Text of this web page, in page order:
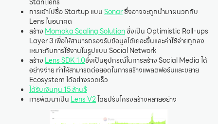
การเข้าไปซื้อ Startup แบบSonarซึ่งอาจจะถูกนำมาผนวกกับ
Lens ในอนาคต
สร้าง Momoka Scaling Solutionซึ่งเป็น Optimistic Roll-ups
Layer 3 เพื่อให้สามารถรองรับข้อมูลได้เยอะขึ้นและค่าใช้จ่ายถูกลง
เหมาะกับการใช้งานในรูปแบบ Social Network
สร้าง Lens SDK 1.0ซึ่งเป็นอุปกรณ์ในการสร้าง Social Media ได้
อย่างง่าย ทำให้สามารถต่อยอดในการสร้างแพลตฟอร์มและขยาย
Ecosystem ได้อย่างรวดเร็ว
ได้รับเงินทุน 15 ล้าน$
การพัฒนาเป็น Lens V2โดยปรับโครงสร้างหลายอย่าง